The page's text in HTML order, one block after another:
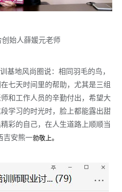
始人薛媛元老师
地风尚圈说：相同羽毛的鸟，
七天时间里的帮助，尤其是三组
和工作人员的辛勤付出，希望大
学习的时光时，脸上都能露出甜
彩的自己，在人生道路上顺顺当
吉安熊一勍敬上。